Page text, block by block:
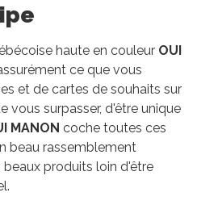
haute en couleur OUI
ce que vous
et de cartes de souhaits sur
vous surpasser, d'être unique
MANON coche toutes ces
beau rassemblement
produits loin d'être